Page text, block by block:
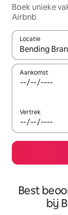
Boek unieke
Airbnb
Locatie
Wanneer er
Aankomst
Vertrek
Best
bij